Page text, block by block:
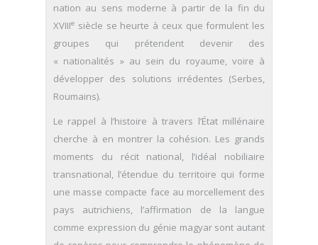
nation au sens moderne à partir de la fin du
XVIIIe siècle se heurte à ceux que formulent les
groupes qui prétendent devenir des
« nationalités » au sein du royaume, voire à
développer des solutions irrédentes (Serbes,
Roumains).
Le rappel à l’histoire à travers l’État millénaire
cherche à en montrer la cohésion. Les grands
moments du récit national, l’idéal nobiliaire
transnational, l’étendue du territoire qui forme
une masse compacte face au morcellement des
pays autrichiens, l’affirmation de la langue
comme expression du génie magyar sont autant